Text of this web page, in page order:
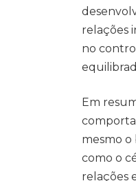
relações
no
Em
mesmo o
como o
relações